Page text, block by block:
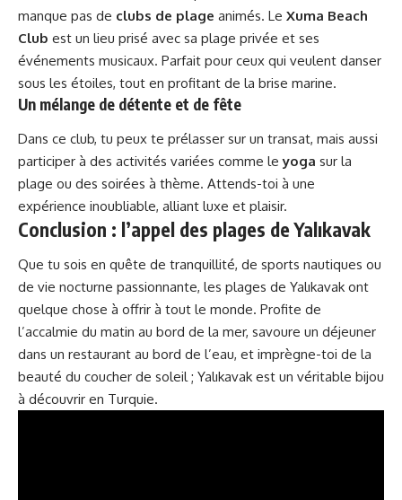
manque pas de clubs de plage animés. Le Xuma Beach
Club est un lieu prisé avec sa plage privée et ses
événements musicaux. Parfait pour ceux qui veulent danser
sous les étoiles, tout en profitant de la brise marine.
Un mélange de détente et de fête
Dans ce club, tu peux te prélasser sur un transat, mais aussi
participer à des activités variées comme leyoga sur la
plage ou des soirées à thème. Attends-toi à une
expérience inoubliable, alliant luxe et plaisir.
Conclusion : l’appel des plages de Yalıkavak
Que tu sois en quête de tranquillité, de sports nautiques ou
de vie nocturne passionnante, les plages de Yalıkavak ont
quelque chose à offrir à tout le monde. Profite de
l’accalmie du matin au bord de la mer, savoure un déjeuner
dans un restaurant au bord de l’eau, et imprègne-toi de la
beauté du coucher de soleil ; Yalıkavak est un véritable bijou
à découvrir en Turquie.